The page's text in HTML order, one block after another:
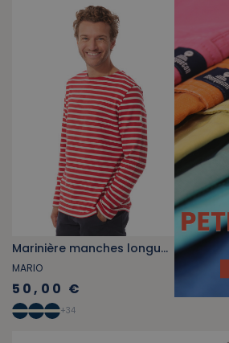
Marinière manches longues rouge
MARIO
50,00 €
+34